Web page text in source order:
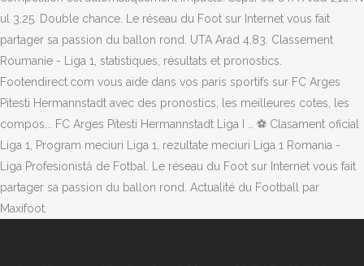
ul 3,25. Double chance. Le réseau du Foot sur Internet vous fait
partager sa passion du ballon rond. UTA Arad 4,83. Classement
Roumanie - Liga 1, statistiques, résultats et pronostics.
Footendirect.com vous aide dans vos paris sportifs sur FC Arges
Pitesti Hermannstadt avec des pronostics, les meilleures cotes, les
compos... FC Arges Pitesti Hermannstadt Liga I … ⚽ Clasament oficial
Liga 1, Program meciuri Liga 1, rezultate meciuri Liga 1 Romania -
Liga Profesionistă de Fotbal. Le réseau du Foot sur Internet vous fait
partager sa passion du ballon rond. Actualité du Football par
Maxifoot.